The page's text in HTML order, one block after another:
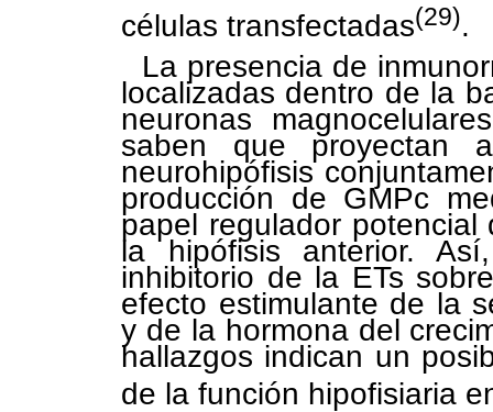
células transfectadas(29).
La presencia de
localizadas dentro de la
neuronas
saben que
neurohipófisis
producción de GMPc
papel regulador
la hipófisis anterior.
inhibitorio de la ETs
efecto estimulante de la
y de la hormona del
hallazgos indican un
de la función hipofisiaria